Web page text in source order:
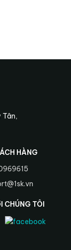
Tân,
HÀNG
CHÚNG TÔI